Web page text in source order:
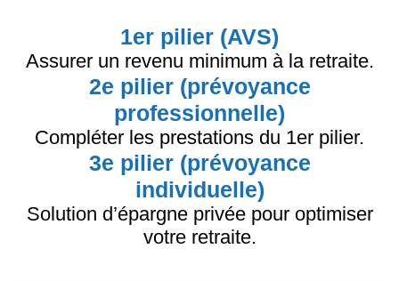
1er pilier (AVS)
Assurer un revenu minimum à la retraite.
2e pilier (prévoyance
professionnelle)
Compléter les prestations du 1er pilier.
3e pilier (prévoyance
individuelle)
Solution d’épargne privée pour optimiser
votre retraite.